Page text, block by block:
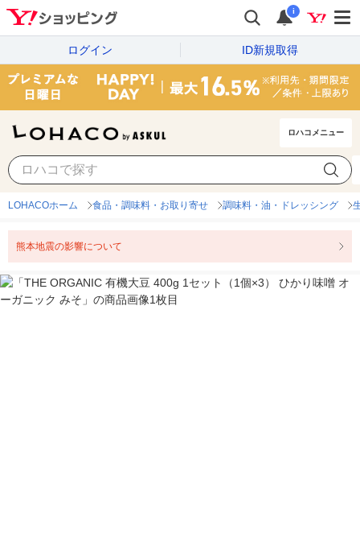
i
ログイン ID新規取得
ロハコメニュー
LOHACOホーム 食品・調味料・お取り寄せ 調味料・油・ドレッシング
熊本地震の影響について